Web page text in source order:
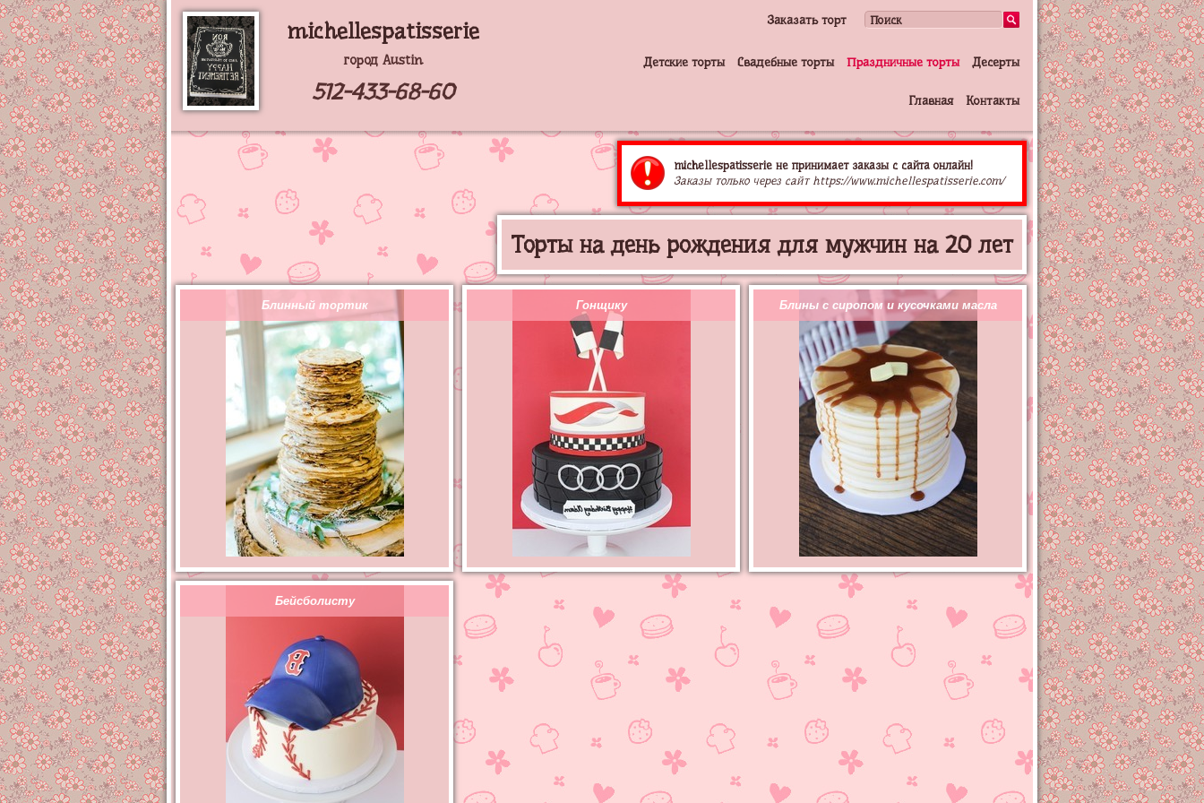
michellespatisserie
город Austin
512-433-68-60
Заказать торт
Детские торты Свадебные торты Праздничные торты Десерты
Главная Контакты
michellespatisserie не принимает заказы с сайта онлайн!
Заказы только через сайт https://www.michellespatisserie.com/
Торты на день рождения для мужчин на 20 лет
Блинный тортик Гонщику Блины с сиропом и кусочками масла
Бейсболисту